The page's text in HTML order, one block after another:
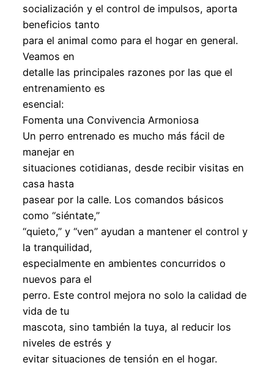
socialización y el control de impulsos, aporta
beneficios tanto
para el animal como para el hogar en general.
Veamos en
detalle las principales razones por las que el
entrenamiento es
esencial:
Fomenta una Convivencia Armoniosa
Un perro entrenado es mucho más fácil de
manejar en
situaciones cotidianas, desde recibir visitas en
casa hasta
pasear por la calle. Los comandos básicos
como “siéntate,”
“quieto,” y “ven” ayudan a mantener el control y
la tranquilidad,
especialmente en ambientes concurridos o
nuevos para el
perro. Este control mejora no solo la calidad de
vida de tu
mascota, sino también la tuya, al reducir los
niveles de estrés y
evitar situaciones de tensión en el hogar.